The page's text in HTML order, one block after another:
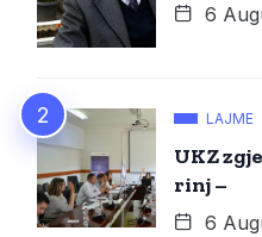
6
LAJME
UKZ
rinj –
6